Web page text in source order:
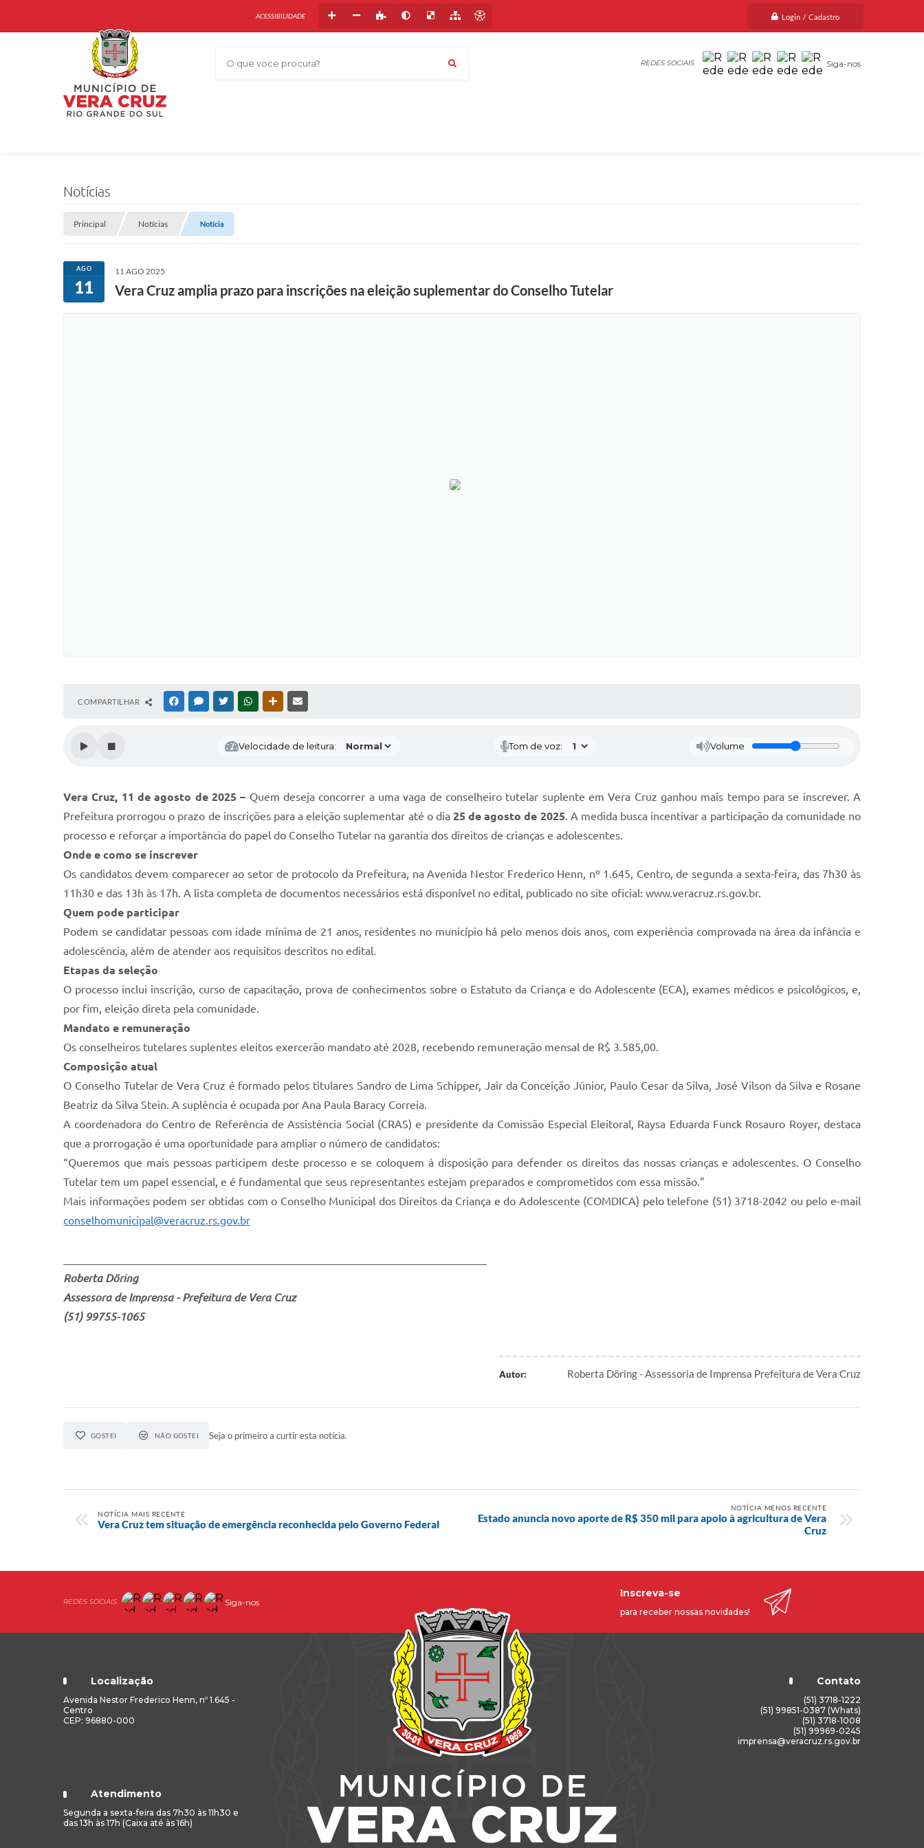
Login / Cadastro
O que voce procura? Siga-nos
ACESSIBILIDADE
Notícias
Principal Notícias Notícia
AGO
11
11 AGO 2025
Vera Cruz amplia prazo para inscrições na eleição suplementar do Conselho Tutelar
COMPARTILHAR FACEBOOKMESSENGER
TWITTERWHATSAPPOUTRAS MÍDIAS
Velocidade de leitura: Tom de voz: Volume
Vera Cruz, 11 de agosto de 2025 – Quem deseja concorrer a uma vaga de conselheiro tutelar suplente em Vera Cruz ganhou mais tempo para se inscrever. A
Prefeitura prorrogou o prazo de inscrições para a eleição suplementar até o dia 25 de agosto de 2025. A medida busca incentivar a participação da comunidade no
processo e reforçar a importância do papel do Conselho Tutelar na garantia dos direitos de crianças e adolescentes.
Onde e como se inscrever
Os candidatos devem comparecer ao setor de protocolo da Prefeitura, na Avenida Nestor Frederico Henn, nº 1.645, Centro, de segunda a sexta-feira, das 7h30 às
11h30 e das 13h às 17h. A lista completa de documentos necessários está disponível no edital, publicado no site oficial: www.veracruz.rs.gov.br.
Quem pode participar
Podem se candidatar pessoas com idade mínima de 21 anos, residentes no município há pelo menos dois anos, com experiência comprovada na área da infância e
adolescência, além de atender aos requisitos descritos no edital.
Etapas da seleção
O processo inclui inscrição, curso de capacitação, prova de conhecimentos sobre o Estatuto da Criança e do Adolescente (ECA), exames médicos e psicológicos, e,
por fim, eleição direta pela comunidade.
Mandato e remuneração
Os conselheiros tutelares suplentes eleitos exercerão mandato até 2028, recebendo remuneração mensal de R$ 3.585,00.
Composição atual
O Conselho Tutelar de Vera Cruz é formado pelos titulares Sandro de Lima Schipper, Jair da Conceição Júnior, Paulo Cesar da Silva, José Vilson da Silva e Rosane
Beatriz da Silva Stein. A suplência é ocupada por Ana Paula Baracy Correia.
A coordenadora do Centro de Referência de Assistência Social (CRAS) e presidente da Comissão Especial Eleitoral, Raysa Eduarda Funck Rosauro Royer, destaca
que a prorrogação é uma oportunidade para ampliar o número de candidatos:
“Queremos que mais pessoas participem deste processo e se coloquem à disposição para defender os direitos das nossas crianças e adolescentes. O Conselho
Tutelar tem um papel essencial, e é fundamental que seus representantes estejam preparados e comprometidos com essa missão.”
Mais informações podem ser obtidas com o Conselho Municipal dos Direitos da Criança e do Adolescente (COMDICA) pelo telefone (51) 3718-2042 ou pelo e-mail
conselhomunicipal@veracruz.rs.gov.br
Roberta Döring
Assessora de Imprensa - Prefeitura de Vera Cruz
(51) 99755-1065
Autor: Roberta Döring - Assessoria de Imprensa Prefeitura de Vera Cruz
GOSTEI NÃO GOSTEI Seja o primeiro a curtir esta notícia.
NOTÍCIA MAIS RECENTE
Vera Cruz tem situação de emergência reconhecida pelo Governo Federal
NOTÍCIA MENOS RECENTE
Estado anuncia novo aporte de R$ 350 mil para apoio à agricultura de Vera
Cruz
Siga-nos
Localização
Avenida Nestor Frederico Henn, nº 1.645 -
Centro
CEP: 96880-000
Contato
(51) 3718-1222
(51) 99851-0387 (Whats)
(51) 3718-1008
(51) 99969-0245
imprensa@veracruz.rs.gov.br
Atendimento
Segunda a sexta-feira das 7h30 às 11h30 e
das 13h às 17h (Caixa até às 16h)
Inscreva-se
para receber nossas novidades!